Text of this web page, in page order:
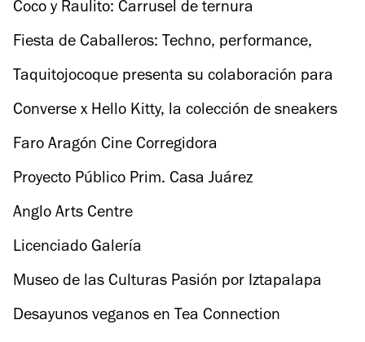
Coco y Raulito: Carrusel de ternura
Fiesta de Caballeros: Techno, performance,
charlas y pieles al aire
Taquitojocoque presenta su colaboración para
Ben & Frank
Converse x Hello Kitty, la colección de sneakers
de tus sueños
Faro Aragón Cine Corregidora
Proyecto Público Prim. Casa Juárez
Anglo Arts Centre
Licenciado Galería
Museo de las Culturas Pasión por Iztapalapa
Desayunos veganos en Tea Connection